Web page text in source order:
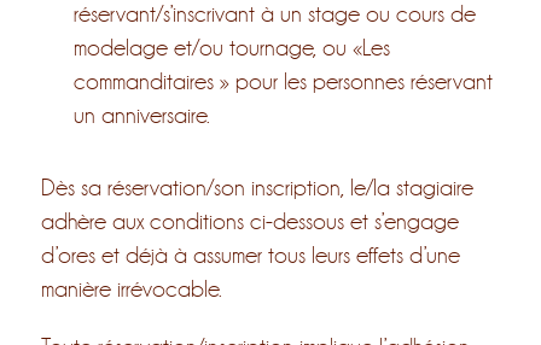
réservant/s’inscrivant à un stage ou cours de
modelage et/ou tournage, ou «Les
commanditaires » pour les personnes réservant
un anniversaire.
Dès sa réservation/son inscription, le/la stagiaire
adhère aux conditions ci-dessous et s’engage
d’ores et déjà à assumer tous leurs effets d’une
manière irrévocable.